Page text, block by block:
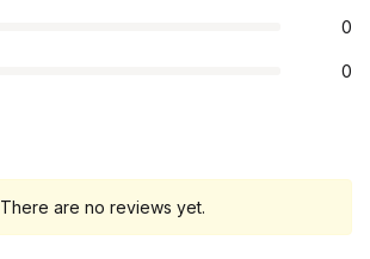
0
0
There are no reviews yet.